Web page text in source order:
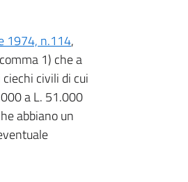
1974, n.114,
1) che a
civili di cui
a L. 51.000
abbiano un